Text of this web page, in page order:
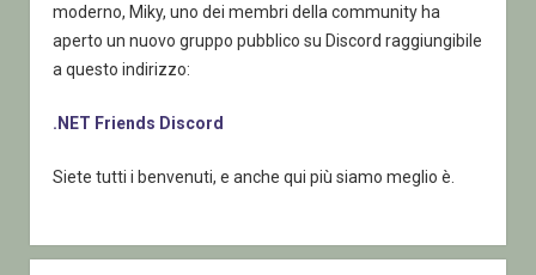
moderno, Miky, uno dei membri della community ha
aperto un nuovo gruppo pubblico su Discord raggiungibile
a questo indirizzo:
.NET Friends Discord
Siete tutti i benvenuti, e anche qui più siamo meglio è.